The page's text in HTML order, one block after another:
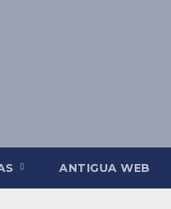
ANTIGUA WEB